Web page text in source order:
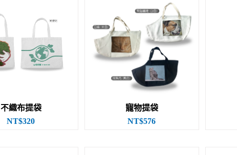
不織布提袋
NT$320
寵物提袋
NT$576